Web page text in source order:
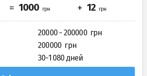
20000 - 200000
200000
30-1 080 дней